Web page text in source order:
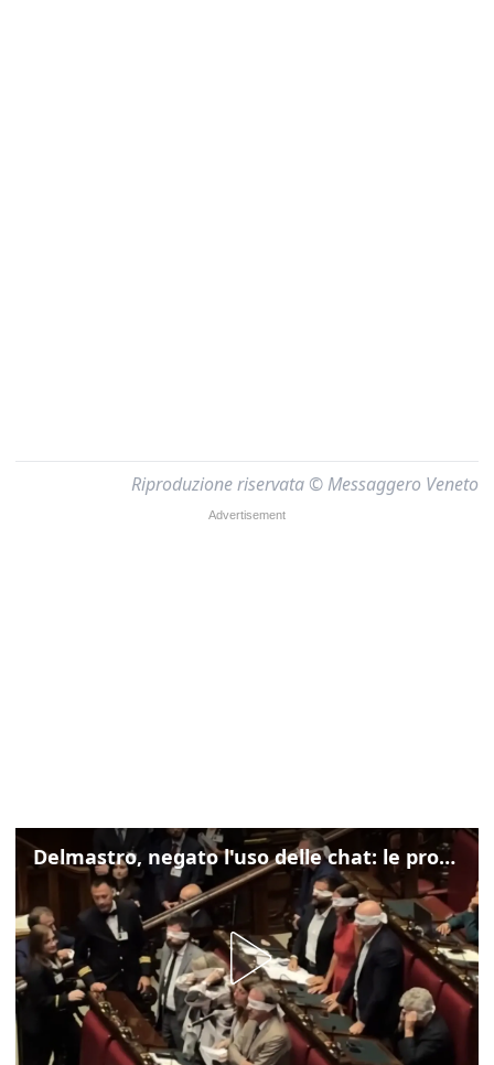
Riproduzione riservata © Messaggero Veneto
Delmastro, negato l'uso delle chat: le proteste di Avs e M5s